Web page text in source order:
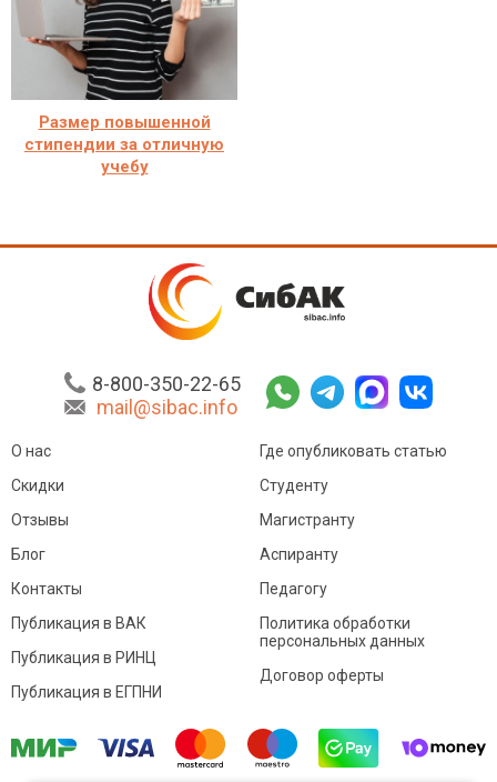
Размер повышенной
стипендии за отличную
учебу
8-800-350-22-65
mail@sibac.info
О нас
Скидки
Отзывы
Блог
Контакты
Где опубликовать статью
Студенту
Магистранту
Аспиранту
Педагогу
Публикация в ВАК
Публикация в РИНЦ
Публикация в ЕГПНИ
Политика обработки
персональных данных
Договор оферты